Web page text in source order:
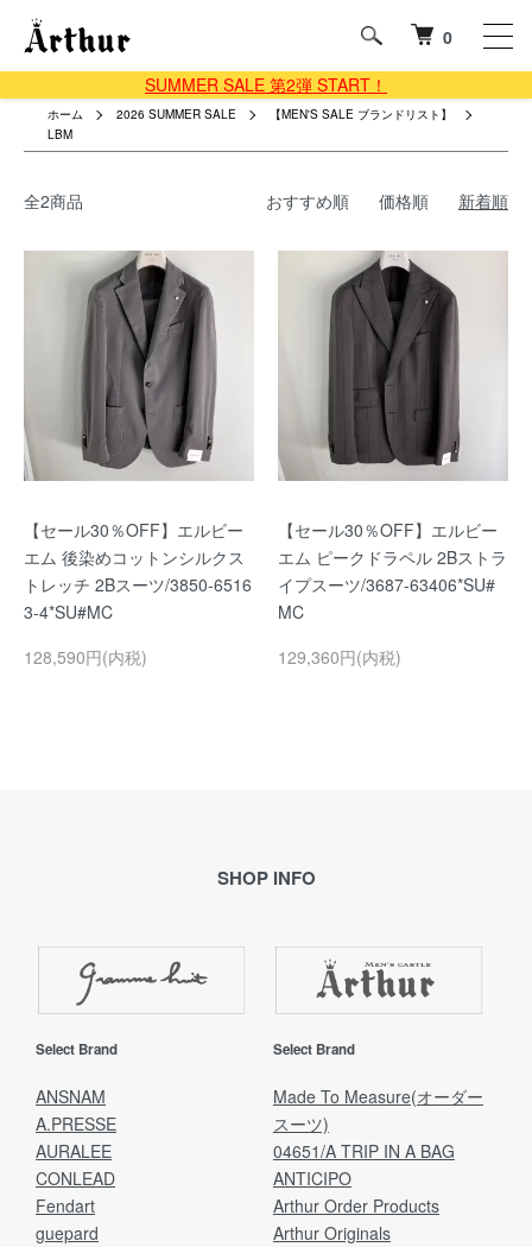
0
SUMMER SALE 第2弾 START！
ホーム 2026 SUMMER SALE
【MEN'S SALE ブランドリスト】
LBM
全2商品 おすすめ順 価格順 新着順
【セール30％OFF】エルビー
エム 後染めコットンシルクス
トレッチ 2Bスーツ/3850-6516
3-4*SU#MC
128,590円(内税)
【セール30％OFF】エルビー
エム ピークドラペル 2Bストラ
イプスーツ/3687-63406*SU#
MC
129,360円(内税)
SHOP INFO
Select Brand
ANSNAM
A.PRESSE
AURALEE
CONLEAD
Fendart
guepard
Select Brand
Made To Measure(オーダー
スーツ)
04651/A TRIP IN A BAG
ANTICIPO
Arthur Order Products
Arthur Originals